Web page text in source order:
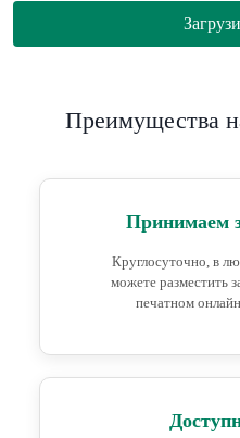
Преимущества
Принимаем
Круглосуточно, в
можете разместить
печатном